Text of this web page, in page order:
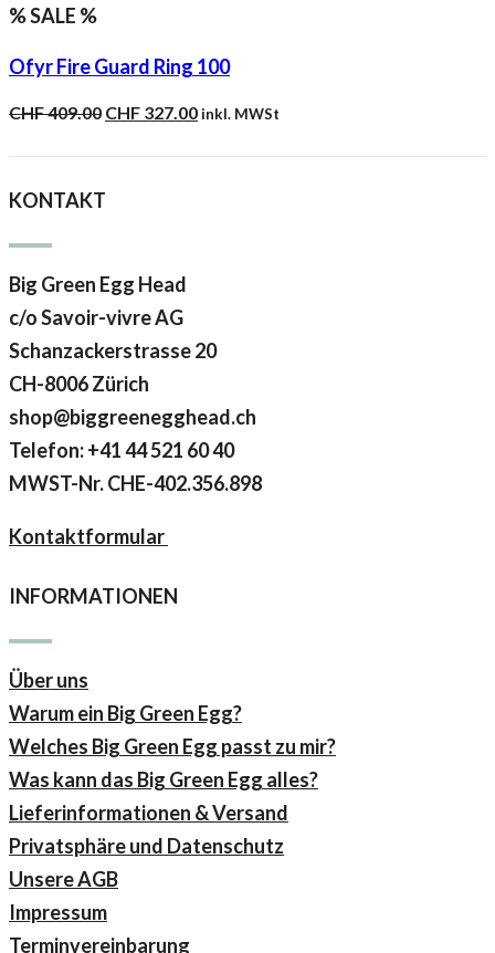
% SALE %
Ofyr Fire Guard Ring 100
CHF409.00 Ursprünglicher
war:
CHF 327.00Aktueller
ist:
inkl. MWSt
KONTAKT
Big Green Egg Head
c/o Savoir-vivre AG
Schanzackerstrasse 20
CH-8006 Zürich
shop@biggreenegghead.ch
Telefon: +41 44 521 60 40
MWST-Nr.CHE-402.356.898
Kontaktformular
INFORMATIONEN
Über uns
Warum ein Big Green Egg?
Welches Big Green Egg passt zu mir?
Was kann das Big Green Egg alles?
Lieferinformationen & Versand
Privatsphäre und Datenschutz
Unsere AGB
Impressum
Terminvereinbarung